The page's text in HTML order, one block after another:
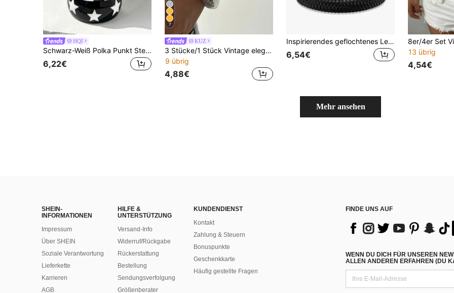
HQI
Schwarz-Weiß Polka Punkt Stern Kontrast Farbe Armband, Y2K minimalistischer Millennium Stil Schmuck, modisches Lässig Damen Accessoire
6,22€
7
KUZ
3 Stücke/1 Stück Vintage eleganter lässiger böhmischer Stil Damen Silber CCB offenes Armband und weißes Acryl Metall Armreif, geeignet für den täglichen Gebrauch von Frauen, Partys, Urlaub, stapelbar, Geschenk
9 übrig
4,88€
Inspirierendes geflochtenes Lederarmband, Geschenk von Vater & Mutter, erinnere dich, dass du mutig bist, verstellbar, geeignet für Teenager-Jungen, Weihnachtsgeschenk für Sohn
6,54€
13 übrig
4,54€
Mehr ansehen
SHEIN-
INFORMATIONEN
Impressum
Über SHEIN
Soziale Verantwortung
Lieferkette
Karrieren
AGB
HILFE &
UNTERSTÜTZUNG
Versand-Info
Widerruf/Rückgabe
Rückerstattung
Bestellung
Sendungsverfolgung
Größenberater
KUNDENDIENST
Kontakt
Zahlung & Steuern
Bonuspunkte
Geschenkkarte
Häufig gestellte Fragen
FINDE UNS AUF
WENN DU DICH FÜR UNSEREN
ALLEN ANDEREN ERFAHREN (DU